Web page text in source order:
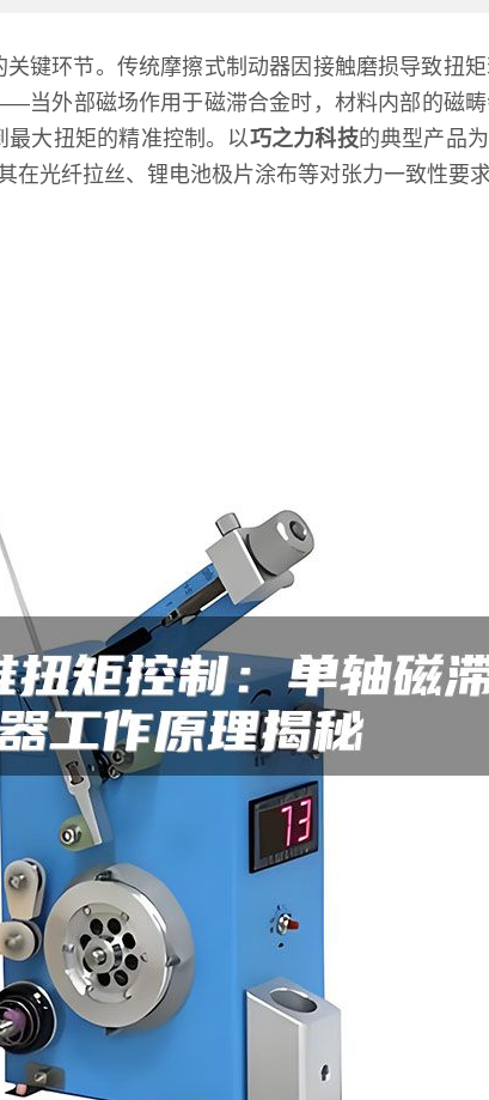
键环节。传统摩擦式制动器因接触磨损导致扭
当外部磁场作用于磁滞合金时，材料内部的磁
大扭矩的精准控制。以巧之力科技的典型产品
光纤拉丝、锂电池极片涂布等对张力一致性要